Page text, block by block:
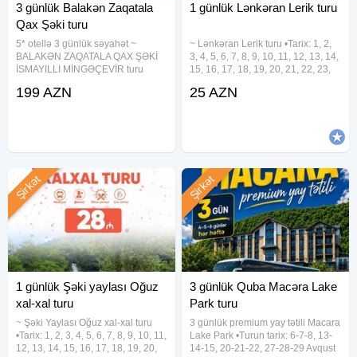
3 günlük Balakən Zaqatala
Qax Şəki turu
5* otellə 3 günlük səyahət ~
BALAKƏN ZAQATALA QAX ŞƏKİ
İSMAYILLI MİNGƏÇEVİR turu
tarix: 5-6-7, 7-8-9, 12-13-13, 14-
199 AZN
1 günlük Lənkəran Lerik turu
~ Lənkəran Lerik turu •Tarix: 1, 2,
3, 4, 5, 6, 7, 8, 9, 10, 11, 12, 13, 14,
15, 16, 17, 18, 19, 20, 21, 22, 23,
Avqust •Qiymət: •Ekonom Paket:
25 AZN
1 günlük Şəki yaylası Oğuz
xal-xal turu
~ Şəki Yaylası Oğuz xal-xal turu
•Tarix: 1, 2, 3, 4, 5, 6, 7, 8, 9, 10, 11,
12, 13, 14, 15, 16, 17, 18, 19, 20,
Şirkət
3 günlük Quba Macəra Lake
Park turu
3 günlük premium yay tətili Macara
Lake Park •Turun tarix: 6-7-8, 13-
14-15, 20-21-22, 27-28-29 Avqust
Şirkət